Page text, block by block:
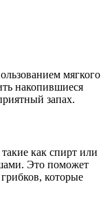
мягкого
накопившиеся
запах.
как спирт или
Это поможет
которые